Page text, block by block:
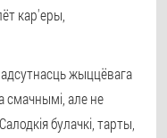
кар'еры,
адсутнасць жыццёвага
але не
булачкі, тарты,